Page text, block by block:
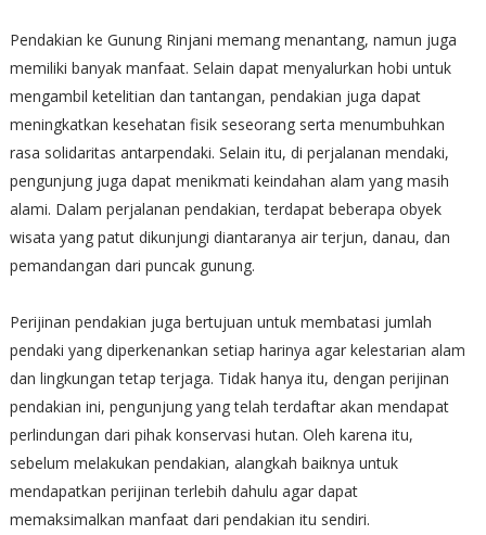
Pendakian ke Gunung Rinjani memang menantang, namun juga
memiliki banyak manfaat. Selain dapat menyalurkan hobi untuk
mengambil ketelitian dan tantangan, pendakian juga dapat
meningkatkan kesehatan fisik seseorang serta menumbuhkan
rasa solidaritas antarpendaki. Selain itu, di perjalanan mendaki,
pengunjung juga dapat menikmati keindahan alam yang masih
alami. Dalam perjalanan pendakian, terdapat beberapa obyek
wisata yang patut dikunjungi diantaranya air terjun, danau, dan
pemandangan dari puncak gunung.
Perijinan pendakian juga bertujuan untuk membatasi jumlah
pendaki yang diperkenankan setiap harinya agar kelestarian alam
dan lingkungan tetap terjaga. Tidak hanya itu, dengan perijinan
pendakian ini, pengunjung yang telah terdaftar akan mendapat
perlindungan dari pihak konservasi hutan. Oleh karena itu,
sebelum melakukan pendakian, alangkah baiknya untuk
mendapatkan perijinan terlebih dahulu agar dapat
memaksimalkan manfaat dari pendakian itu sendiri.